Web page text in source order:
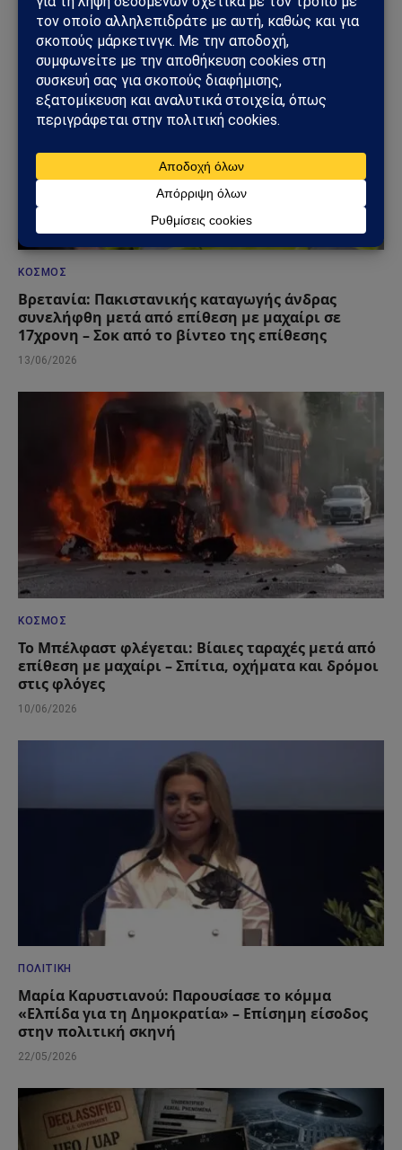
18/06/2026
ΚΌΣΜΟΣ
Βρετανία: Πακιστανικής καταγωγής άνδρας
συνελήφθη μετά από επίθεση με μαχαίρι σε
17χρονη – Σοκ από το βίντεο της επίθεσης
13/06/2026
ΚΌΣΜΟΣ
Το Μπέλφαστ φλέγεται: Βίαιες ταραχές μετά από
επίθεση με μαχαίρι – Σπίτια, οχήματα και δρόμοι
στις φλόγες
10/06/2026
ΠΟΛΙΤΙΚΉ
Μαρία Καρυστιανού: Παρουσίασε το κόμμα
«Ελπίδα για τη Δημοκρατία» – Επίσημη είσοδος
στην πολιτική σκηνή
22/05/2026